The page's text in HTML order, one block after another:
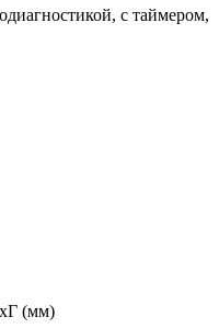
с таймером,
(мм)